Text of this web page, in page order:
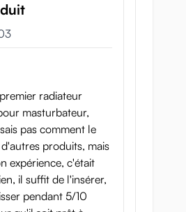
radiateur
masturbateur,
pas comment le
produits, mais
expérience, c'était
il suffit de l'insérer,
pendant 5/10